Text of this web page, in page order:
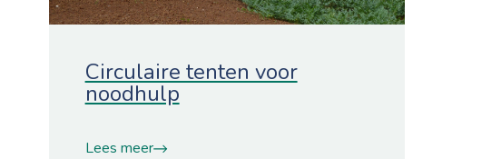
Circulaire tenten voor
noodhulp
Lees meer